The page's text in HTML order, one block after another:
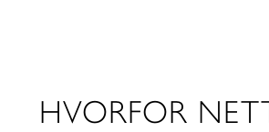
HVORFOR